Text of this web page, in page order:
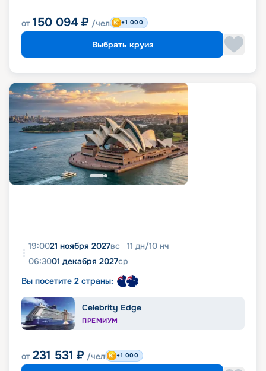
от 150 094 ₽ /чел +1 000
Выбрать круиз
19:0021 ноября 2027вс 11 дн/10 нч
06:3001 декабря 2027ср
Вы посетите 2 страны:
Celebrity Edge
ПРЕМИУМ
от 231 531 ₽ /чел +1 000